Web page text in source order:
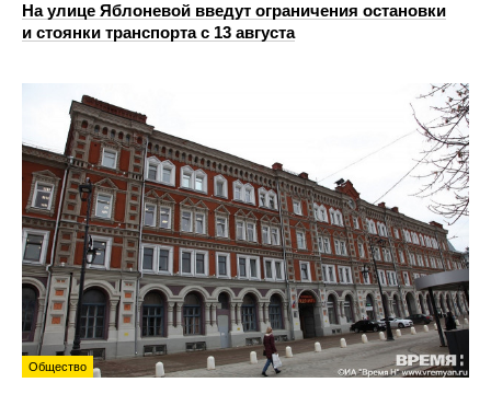
На улице Яблоневой введут ограничения остановки
и стоянки транспорта с 13 августа
Общество